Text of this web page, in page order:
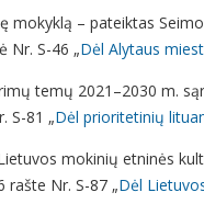
mokyklą – pateiktas
Nr. S-46 „Dėl Alytaus
temų 2021–2030 m.
S-81 „Dėl prioritetinių
mokinių etninės
rašte Nr. S-87 „Dėl